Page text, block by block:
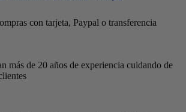
con tarjeta, Paypal o transferencia
más de 20 años de experiencia cuidando de